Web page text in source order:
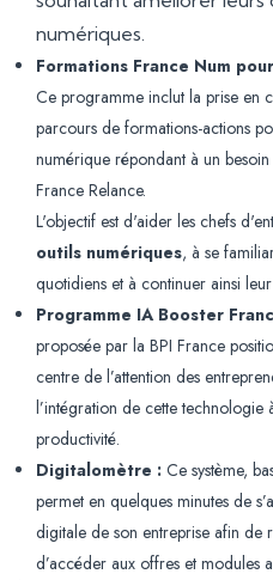
numériques.
Formations France Num
Ce programme inclut la prise en
parcours de formations-actions
numérique répondant à un
France Relance.
L'objectif est d'aider les chefs
outils numériques, à se
quotidiens et à continuer ainsi
Programme IA Booster
proposée par la BPI France
centre de l’attention des
l’intégration de cette technologie
productivité.
Digitalomètre : Ce système,
permet en quelques minutes de
digitale de son entreprise afin de
d’accéder aux offres et modules